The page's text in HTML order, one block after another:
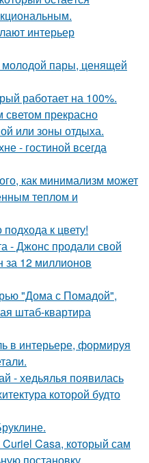
интерьер
молодой пары, ценящей
работает на 100%.
прекрасно
или зоны отдыха.
- гостиной всегда
как минимализм может
теплом и
к цвету!
- Джонс продали свой
за 12 миллионов
"Дома с Помадой",
штаб-квартира
в интерьере, формируя
- хедьялья появилась
которой будто
Casa, который сам